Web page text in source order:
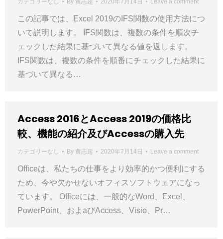
カテゴリーなし By 黄志超 2020年7月14日 Leave a comment
この記事では、Excel 2019のIFS関数の使用方法につ
いて説明します。 IFS関数は、複数の条件を順次チ
ェックした結果に基づいて異なる値を返します。
IFS関数は、複数の条件を順番にチェックした結果に
基づいて異なる…
Access 2016とAccess 2019の価格比
較、機能の紹介及びAccessの購入先
カテゴリーなし By 黄志超 2020年7月14日 Leave a comment
Officeは、私たちの仕事をより効率的かつ便利にする
ため、今や欠かせないオフィスソフトウェアになっ
ています。 Officeには、一般的なWord、Excel、
PowerPoint、およaびAccess、Visio、Pr…